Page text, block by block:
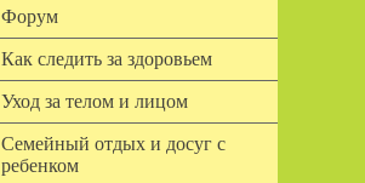
Форум
Как следить за здоровьем
Уход за телом и лицом
Семейный отдых и досуг с
ребенком